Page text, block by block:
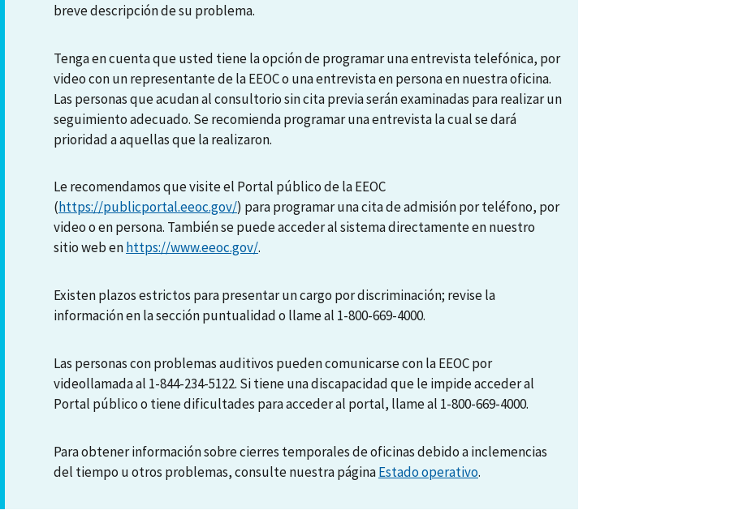
breve descripción de su problema.
Tenga en cuenta que usted tiene la opción de programar una entrevista telefónica, por
video con un representante de la EEOC o una entrevista en persona en nuestra oficina.
Las personas que acudan al consultorio sin cita previa serán examinadas para realizar un
seguimiento adecuado. Se recomienda programar una entrevista la cual se dará
prioridad a aquellas que la realizaron.
Le recomendamos que visite el Portal público de la EEOC
(https://publicportal.eeoc.gov/) para programar una cita de admisión por teléfono, por
video o en persona. También se puede acceder al sistema directamente en nuestro
sitio web enhttps://www.eeoc.gov/.
Existen plazos estrictos para presentar un cargo por discriminación; revise la
información en la sección puntualidad o llame al 1-800-669-4000.
Las personas con problemas auditivos pueden comunicarse con la EEOC por
videollamada al 1-844-234-5122. Si tiene una discapacidad que le impide acceder al
Portal público o tiene dificultades para acceder al portal, llame al 1-800-669-4000.
Para obtener información sobre cierres temporales de oficinas debido a inclemencias
del tiempo u otros problemas, consulte nuestra páginaEstado operativo.